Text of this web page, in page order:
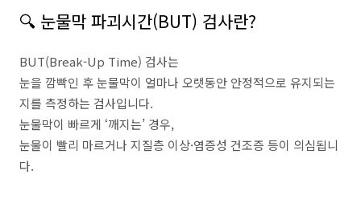
🔍 눈물막 파괴시간(BUT) 검사란?
BUT(Break-Up Time) 검사는
눈을 깜빡인 후 눈물막이 얼마나 오랫동안 안정적으로 유지되는
지를 측정하는 검사입니다.
눈물막이 빠르게 ‘깨지는’ 경우,
눈물이 빨리 마르거나 지질층 이상·염증성 건조증 등이 의심됩니
다.